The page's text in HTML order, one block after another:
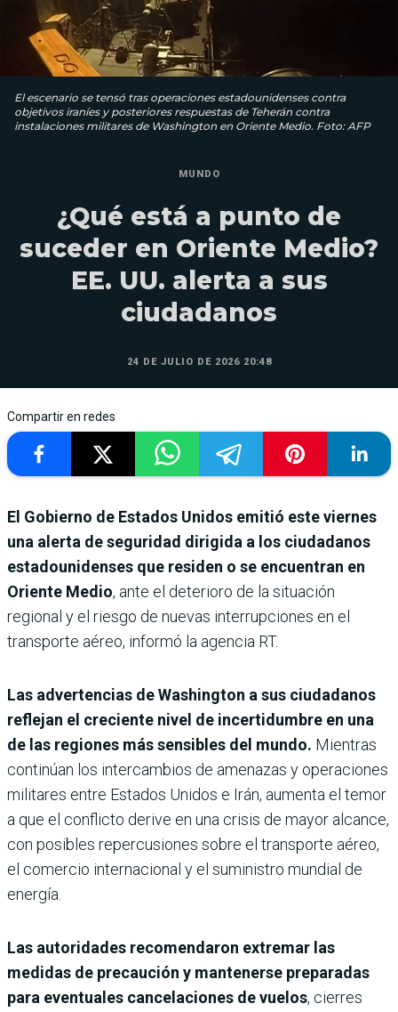
El escenario se tensó tras operaciones estadounidenses contra
objetivos iraníes y posteriores respuestas de Teherán contra
instalaciones militares de Washington en Oriente Medio. Foto: AFP
MUNDO
¿Qué está a punto de
suceder en Oriente Medio?
EE. UU. alerta a sus
ciudadanos
24 DE JULIO DE 2026 20:48
Compartir en redes
El Gobierno de Estados Unidos emitió este viernes
una alerta de seguridad dirigida a los ciudadanos
estadounidenses que residen o se encuentran en
Oriente Medio, ante el deterioro de la situación
regional y el riesgo de nuevas interrupciones en el
transporte aéreo, informó la agencia RT.
Las advertencias de Washington a sus ciudadanos
reflejan el creciente nivel de incertidumbre en una
de las regiones más sensibles del mundo. Mientras
continúan los intercambios de amenazas y operaciones
militares entre Estados Unidos e Irán, aumenta el temor
a que el conflicto derive en una crisis de mayor alcance,
con posibles repercusiones sobre el transporte aéreo,
el comercio internacional y el suministro mundial de
energía.
Las autoridades recomendaron extremar las
medidas de precaución y mantenerse preparadas
para eventuales cancelaciones de vuelos, cierres